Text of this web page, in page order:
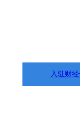
入驻财